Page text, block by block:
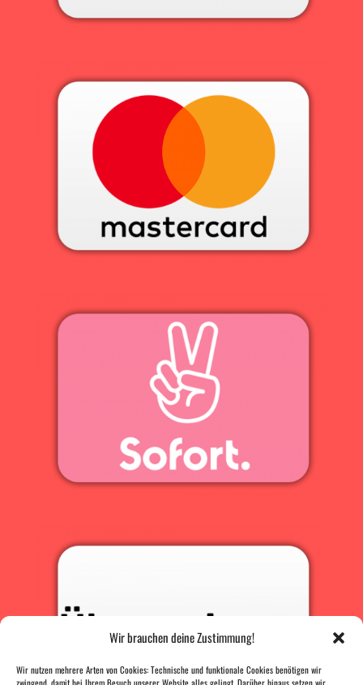
Wir brauchen deine Zustimmung!
Wir nutzen mehrere Arten von Cookies: Technische und funktionale Cookies benötigen wir